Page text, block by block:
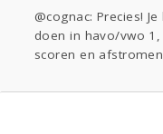
@cognac: Precies!
doen in havo/vwo
scoren en